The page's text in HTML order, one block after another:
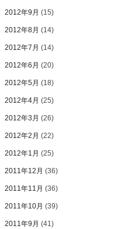
2012年9月 (15)
2012年8月 (14)
2012年7月 (14)
2012年6月 (20)
2012年5月 (18)
2012年4月 (25)
2012年3月 (26)
2012年2月 (22)
2012年1月 (25)
2011年12月 (36)
2011年11月 (36)
2011年10月 (39)
2011年9月 (41)